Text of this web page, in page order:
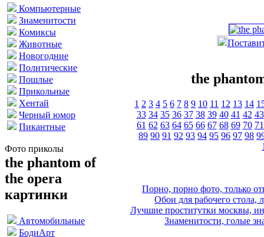
Компьютерные
Знаменитости
Комиксы
Животные
Новогодние
Политические
Пошлые
Прикольные
Хентай
Черный юмор
Пикантные
Фото приколы
the phantom of
the opera
картинки
Автомобильные
БодиАрт
the
1 2 3 4 5 6 7 8 9 10 11 12 13 14
33 34 35 36 37 38 39 40 41 42 43
61 62 63 64 65 66 67 68 69 70 71
89 90 91 92 93 94 95 96 97 98
Порно, порно фото, только
Обои для рабочего стола,
Лучшие проститутки москвы,
Знаменитости, голые